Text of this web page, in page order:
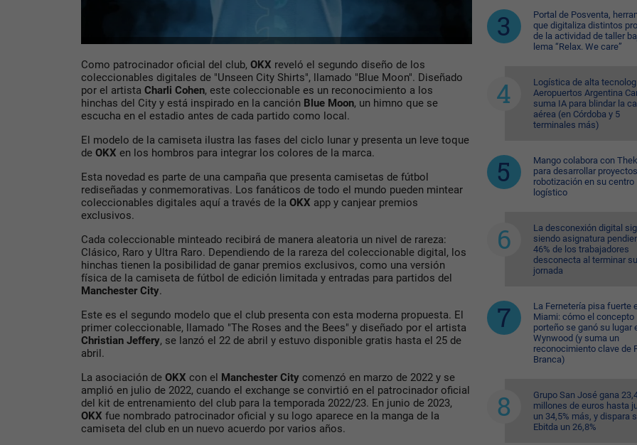
Como patrocinador oficial del club, OKX reveló el segundo diseño de los
coleccionables digitales de "Unseen City Shirts", llamado "Blue Moon". Diseñado
por el artista Charli Cohen, este coleccionable es un reconocimiento a los
hinchas del City y está inspirado en la canción Blue Moon, un himno que se
escucha en el estadio antes de cada partido como local.
El modelo de la camiseta ilustra las fases del ciclo lunar y presenta un leve toque
de OKX en los hombros para integrar los colores de la marca.
Esta novedad es parte de una campaña que presenta camisetas de fútbol
rediseñadas y conmemorativas. Los fanáticos de todo el mundo pueden mintear
coleccionables digitales aquí a través de la OKX app y canjear premios
exclusivos.
Cada coleccionable minteado recibirá de manera aleatoria un nivel de rareza:
Clásico, Raro y Ultra Raro. Dependiendo de la rareza del coleccionable digital, los
hinchas tienen la posibilidad de ganar premios exclusivos, como una versión
física de la camiseta de fútbol de edición limitada y entradas para partidos del
Manchester City.
Este es el segundo modelo que el club presenta con esta moderna propuesta. El
primer coleccionable, llamado "The Roses and the Bees" y diseñado por el artista
Christian Jeffery, se lanzó el 22 de abril y estuvo disponible gratis hasta el 25 de
abril.
La asociación de OKX con el Manchester City comenzó en marzo de 2022 y se
amplió en julio de 2022, cuando el exchange se convirtió en el patrocinador oficial
del kit de entrenamiento del club para la temporada 2022/23. En junio de 2023,
OKX fue nombrado patrocinador oficial y su logo aparece en la manga de la
camiseta del club en un nuevo acuerdo por varios años.
Portal de Posventa,
que digitaliza distintos
de la actividad de taller
lema “Relax. We care”
Logística de alta
Aeropuertos Argentina
suma IA para blindar la
aérea (en Córdoba y 5
terminales más)
Mango colabora con
para desarrollar
robotización en su centro
logístico
La desconexión digital
siendo asignatura
46% de los trabajadores
desconecta al terminar su
jornada
La Fernetería pisa fuerte
Miami: cómo el concepto
porteño se ganó su lugar
Wynwood (y suma un
reconocimiento clave de
Branca)
Grupo San José gana
millones de euros hasta
un 34,5% más, y dispara
Ebitda un 26,8%